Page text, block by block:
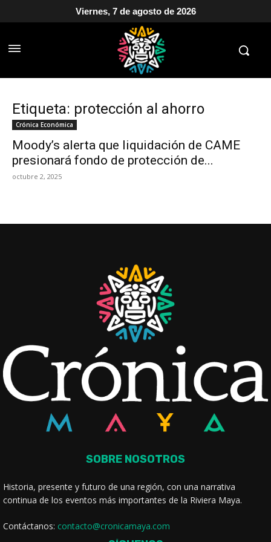
Viernes, 7 de agosto de 2026
Etiqueta: protección al ahorro
Crónica Económica
Moody’s alerta que liquidación de CAME
presionará fondo de protección de...
octubre 2, 2025
SOBRE NOSOTROS
Historia, presente y futuro de una región, con una narrativa
continua de los eventos más importantes de la Riviera Maya.
Contáctanos: contacto@cronicamaya.com